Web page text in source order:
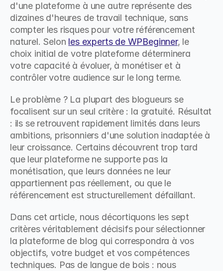
d'une plateforme à une autre représente des
dizaines d'heures de travail technique, sans
compter les risques pour votre référencement
naturel. Selon les experts de WPBeginner, le
choix initial de votre plateforme déterminera
votre capacité à évoluer, à monétiser et à
contrôler votre audience sur le long terme.
Le problème ? La plupart des blogueurs se
focalisent sur un seul critère : la gratuité. Résultat
: ils se retrouvent rapidement limités dans leurs
ambitions, prisonniers d'une solution inadaptée à
leur croissance. Certains découvrent trop tard
que leur plateforme ne supporte pas la
monétisation, que leurs données ne leur
appartiennent pas réellement, ou que le
référencement est structurellement défaillant.
Dans cet article, nous décortiquons les sept
critères véritablement décisifs pour sélectionner
la plateforme de blog qui correspondra à vos
objectifs, votre budget et vos compétences
techniques. Pas de langue de bois : nous